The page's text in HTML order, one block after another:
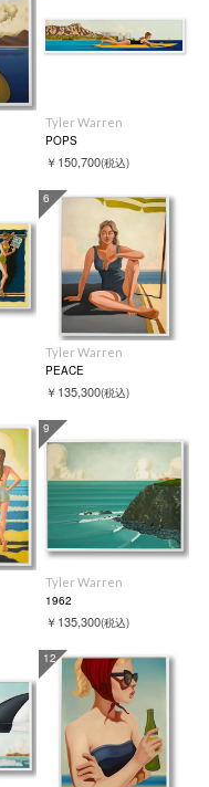
Tyler Warren
POPS
￥150,700(税込)
6
Tyler Warren
PEACE
￥135,300(税込)
9
Tyler Warren
1962
￥135,300(税込)
12